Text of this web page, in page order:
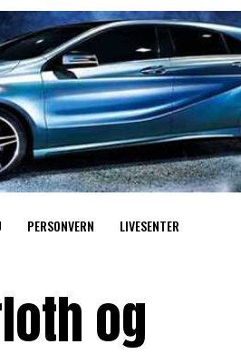
PERSONVERN LIVESENTER
og